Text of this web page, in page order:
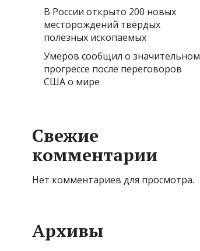
В России открыто 200 новых
месторождений твёрдых
полезных ископаемых
Умеров сообщил о значительном
прогрессе после переговоров
США о мире
Свежие
комментарии
Нет комментариев для просмотра.
Архивы